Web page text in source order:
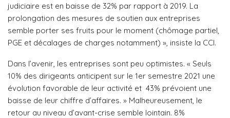
judiciaire est en baisse de 32% par rapport à 2019. La
prolongation des mesures de soutien aux entreprises
semble porter ses fruits pour le moment (chômage partiel,
PGE et décalages de charges notamment) », insiste la CCI.
Dans l’avenir, les entreprises sont peu optimistes. « Seuls
10% des dirigeants anticipent sur le 1er semestre 2021 une
évolution favorable de leur activité et 43% prévoient une
baisse de leur chiffre d’affaires. » Malheureusement, le
retour au niveau d’avant-crise semble lointain. 8%